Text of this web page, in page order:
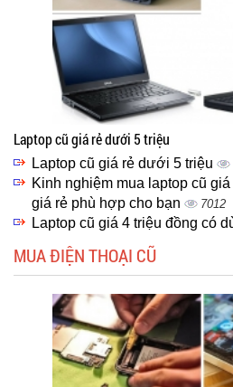
Laptop cũ giá rẻ dưới 5 triệu
Laptop cũ giá rẻ dưới 5 triệu
Kinh nghiệm mua laptop cũ
giá rẻ phù hợp cho bạn
7012
Laptop cũ giá 4 triệu đồng có
MUA ĐIỆN THOẠI CŨ